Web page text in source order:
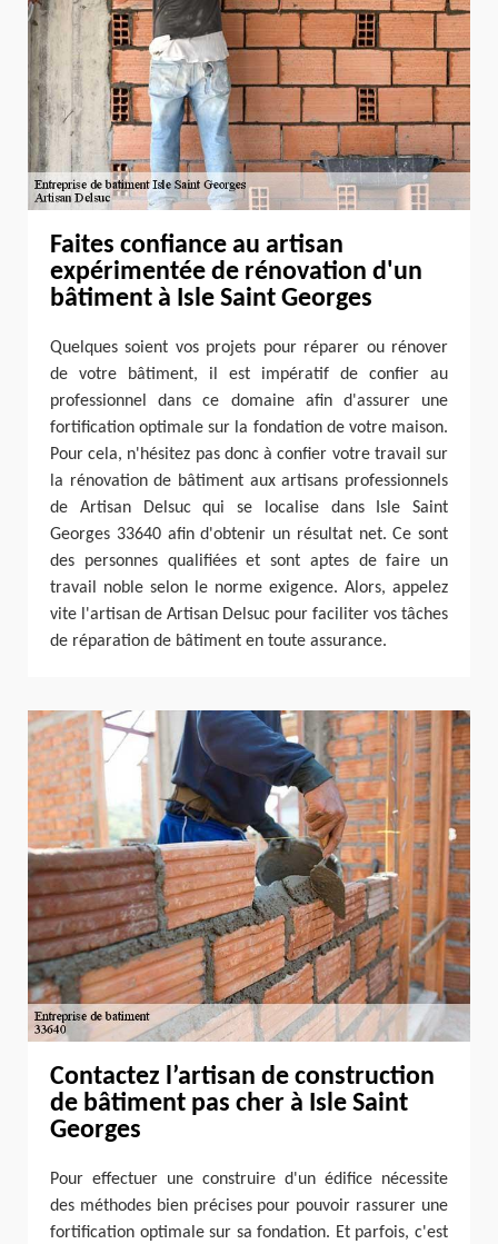
Faites confiance au artisan
expérimentée de rénovation d'un
bâtiment à Isle Saint Georges
Quelques soient vos projets pour réparer ou rénover
de votre bâtiment, il est impératif de confier au
professionnel dans ce domaine afin d'assurer une
fortification optimale sur la fondation de votre maison.
Pour cela, n'hésitez pas donc à confier votre travail sur
la rénovation de bâtiment aux artisans professionnels
de Artisan Delsuc qui se localise dans Isle Saint
Georges 33640 afin d'obtenir un résultat net. Ce sont
des personnes qualifiées et sont aptes de faire un
travail noble selon le norme exigence. Alors, appelez
vite l'artisan de Artisan Delsuc pour faciliter vos tâches
de réparation de bâtiment en toute assurance.
Contactez l’artisan de construction
de bâtiment pas cher à Isle Saint
Georges
Pour effectuer une construire d'un édifice nécessite
des méthodes bien précises pour pouvoir rassurer une
fortification optimale sur sa fondation. Et parfois, c'est